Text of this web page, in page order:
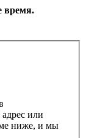
время.
или
ниже, и мы